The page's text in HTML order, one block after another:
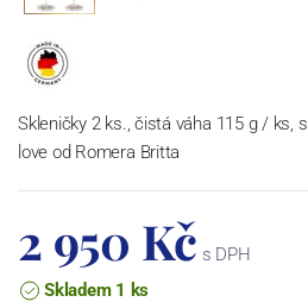
Skleničky 2 ks., čistá váha 115 g / ks,
love od Romera Britta
2 950 Kč s DPH
Skladem 1 ks